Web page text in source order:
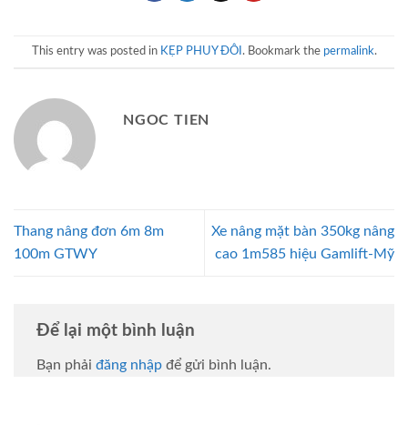
This entry was posted in KẸP PHUY ĐÔI . Bookmark the permalink.
NGOC TIEN
Thang nâng đơn 6m 8m
100m GTWY
Xe nâng mặt bàn 350kg nâng
cao 1m585 hiệu Gamlift-Mỹ
Để lại một bình luận
Bạn phải đăng nhập để gửi bình luận.